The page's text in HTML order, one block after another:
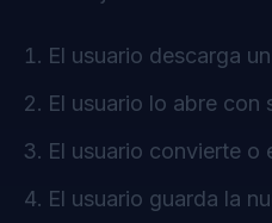
El usuario descarga
El usuario lo abre con
El usuario convierte o
El usuario guarda la